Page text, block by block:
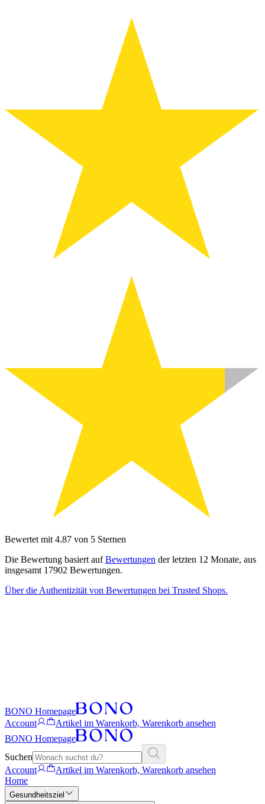
Bewertet mit 4.87 von 5 Sternen
Die Bewertung basiert aufBewertungen der letzten 12 Monate, aus
insgesamt 17902 Bewertungen.
Über die Authentizität von Bewertungen bei Trusted Shops.
BONO Homepage
Account
Artikel im Warenkorb, Warenkorb ansehen
BONO Homepage
Suchen
Account
Artikel im Warenkorb, Warenkorb ansehen
Home
Gesundheitsziel